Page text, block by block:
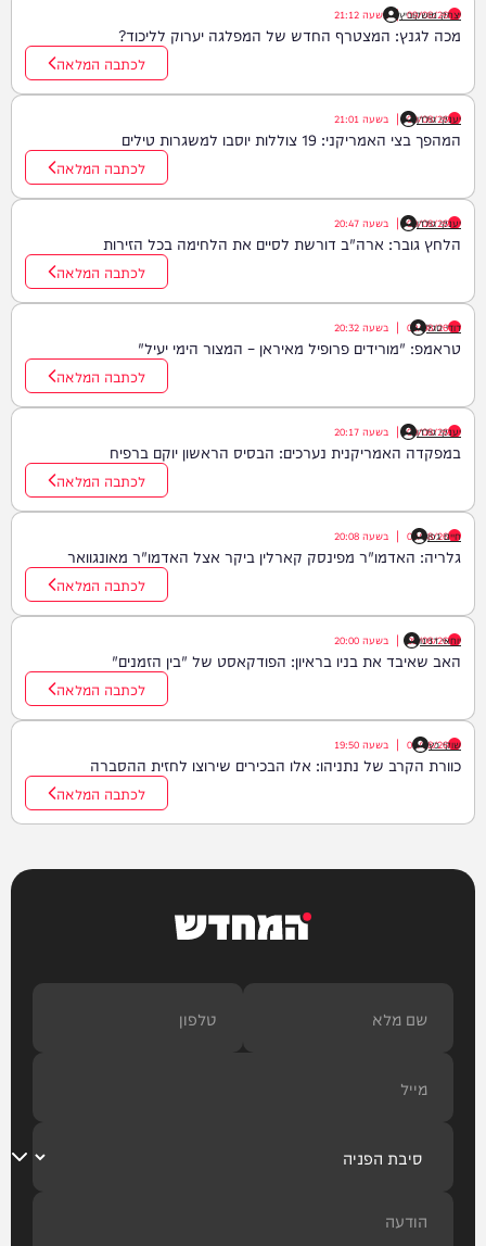
יצחק מושקוביץ
09/08/26
| בשעה 21:12
מכה לגנץ: המצטרף החדש של המפלגה יערוק לליכוד?
לכתבה המלאה
יענקי גולדן
09/08/26
| בשעה 21:01
המהפך בצי האמריקני: 19 צוללות יוסבו למשגרות טילים
לכתבה המלאה
יענקי גולדן
09/08/26
| בשעה 20:47
הלחץ גובר: ארה"ב דורשת לסיים את הלחימה בכל הזירות
לכתבה המלאה
דודי סגל
09/08/26
| בשעה 20:32
טראמפ: "מורידים פרופיל מאיראן – המצור הימי יעיל"
לכתבה המלאה
יענקי גולדן
09/08/26
| בשעה 20:17
במפקדה האמריקנית נערכים: הבסיס הראשון יוקם ברפיח
לכתבה המלאה
חיים גפן
09/08/26
| בשעה 20:08
גלריה: האדמו"ר מפינסק קארלין ביקר אצל האדמו"ר מאונגוואר
לכתבה המלאה
יוחאי דנינו
09/08/26
| בשעה 20:00
האב שאיבד את בניו בראיון: הפודקאסט של "בין הזמנים"
לכתבה המלאה
שוקי כץ
09/08/26
| בשעה 19:50
כוורת הקרב של נתניהו: אלו הבכירים שירוצו לחזית ההסברה
לכתבה המלאה
המחדש